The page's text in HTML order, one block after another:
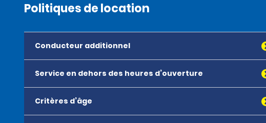
Politiques de location
Conducteur additionnel
Service en dehors des heures d’ouverture
Critères d’âge